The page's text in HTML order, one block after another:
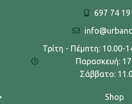
697 74
Τρίτη - Πέμπτη: 10.00-
Παρασκευή:
Σάββατο:
Shop